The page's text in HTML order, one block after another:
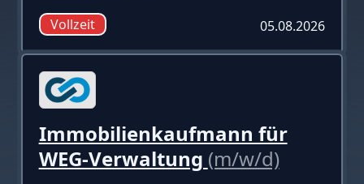
Vollzeit 05.08.2026
Immobilienkaufmann für
WEG-Verwaltung (m/w/d)